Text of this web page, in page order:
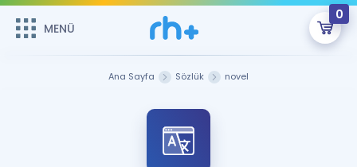
MENÜ
0
Sepetin Şu An Boş.
Remzi Hoca ile seni sınava hazırlayacak onlarca eğitim seni
bekliyor!
MENÜ
Ana Sayfa Sözlük novel